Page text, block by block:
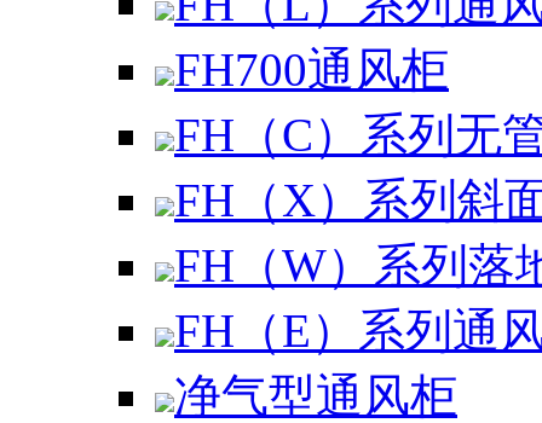
FH700通风柜
FH（C）系列无
FH（X）系列斜
FH（W）系列
FH（E）系列通
净气型通风柜